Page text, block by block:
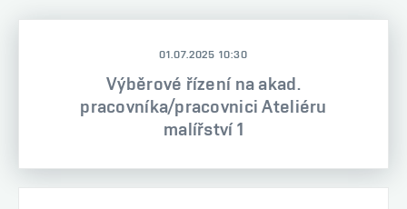
01.07.2025 10:30
Výběrové řízení na akad.
pracovníka/pracovnici Ateliéru
malířství 1